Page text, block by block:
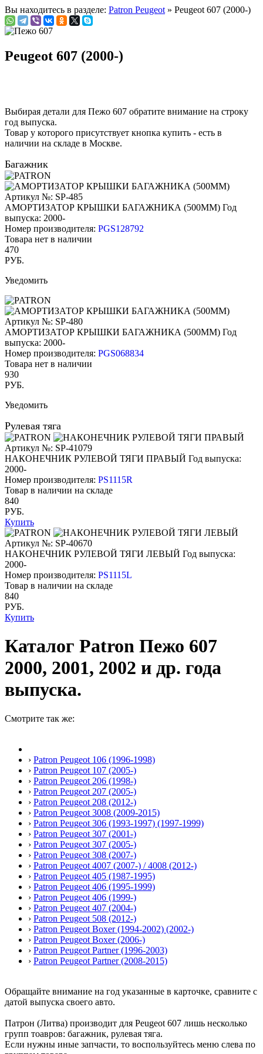
Вы находитесь в разделе: Patron Peugeot » Peugeot 607 (2000-)
Peugeot 607 (2000-)
Выбирая детали для Пежо 607 обратите внимание на строку
год выпуска.
Товар у которого присутствует кнопка купить - есть в
наличии на складе в Москве.
Багажник
Артикул №: SP-485
АМОРТИЗАТОР КРЫШКИ БАГАЖНИКА (500ММ) Год
выпуска: 2000-
Номер производителя: PGS128792
Товара нет в наличии
470
РУБ.
Уведомить
Артикул №: SP-480
АМОРТИЗАТОР КРЫШКИ БАГАЖНИКА (500ММ) Год
выпуска: 2000-
Номер производителя: PGS068834
Товара нет в наличии
930
РУБ.
Уведомить
Рулевая тяга
Артикул №: SP-41079
НАКОНЕЧНИК РУЛЕВОЙ ТЯГИ ПРАВЫЙ Год выпуска:
2000-
Номер производителя: PS1115R
Товар в наличии на складе
840
РУБ.
Купить
Артикул №: SP-40670
НАКОНЕЧНИК РУЛЕВОЙ ТЯГИ ЛЕВЫЙ Год выпуска:
2000-
Номер производителя: PS1115L
Товар в наличии на складе
840
РУБ.
Купить
Каталог Patron Пежо 607
2000, 2001, 2002 и др. года
выпуска.
Смотрите так же:
› Patron Peugeot 106 (1996-1998)
› Patron Peugeot 107 (2005-)
› Patron Peugeot 206 (1998-)
› Patron Peugeot 207 (2005-)
› Patron Peugeot 208 (2012-)
› Patron Peugeot 3008 (2009-2015)
› Patron Peugeot 306 (1993-1997) (1997-1999)
› Patron Peugeot 307 (2001-)
› Patron Peugeot 307 (2005-)
› Patron Peugeot 308 (2007-)
› Patron Peugeot 4007 (2007-) / 4008 (2012-)
› Patron Peugeot 405 (1987-1995)
› Patron Peugeot 406 (1995-1999)
› Patron Peugeot 406 (1999-)
› Patron Peugeot 407 (2004-)
› Patron Peugeot 508 (2012-)
› Patron Peugeot Boxer (1994-2002) (2002-)
› Patron Peugeot Boxer (2006-)
› Patron Peugeot Partner (1996-2003)
› Patron Peugeot Partner (2008-2015)
Обращайте внимание на год указанные в карточке, сравните с
датой выпуска своего авто.
Патрон (Литва) производит для Peugeot 607 лишь несколько
групп тоавров: багажник, рулевая тяга.
Если нужны иные запчасти, то воспользуйтесь меню слева по